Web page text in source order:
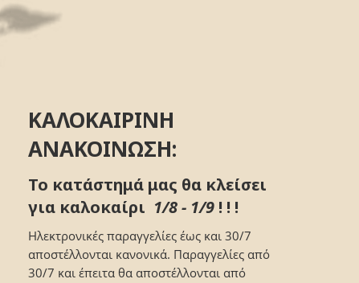
ΚΑΛΟΚΑΙΡΙΝΗ
ΑΝΑΚΟΙΝΩΣΗ:
Το κατάστημά μας θα κλείσει
για καλοκαίρι 1/8 - 1/9 ! ! !
Ηλεκτρονικές παραγγελίες έως και 30/7
αποστέλλονται κανονικά. Παραγγελίες από
30/7 και έπειτα θα αποστέλλονται από